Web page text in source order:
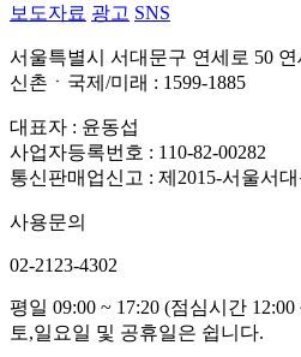
보도자료 광고 SNS
서울특별시 서대문구 연세로 50
신촌ㆍ국제/미래 : 1599-1885
대표자 : 윤동섭
사업자등록번호 : 110-82-00282
통신판매업신고 : 제2015-서울서대
사용문의
02-2123-4302
평일 09:00 ~ 17:20 (점심시간 12:00
토,일요일 및 공휴일은 쉽니다.